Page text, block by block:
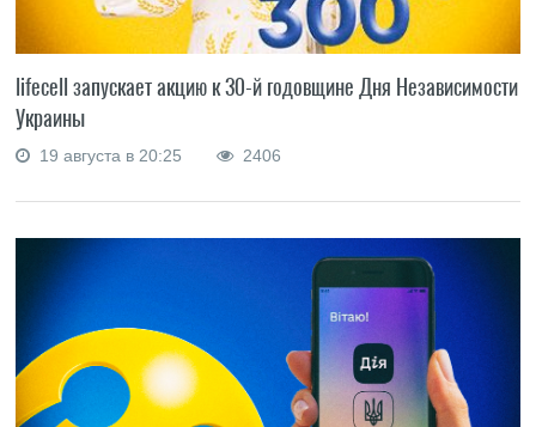
lifecell запускает акцию к 30-й годовщине Дня Независимости
Украины
19 августа в 20:25 2406